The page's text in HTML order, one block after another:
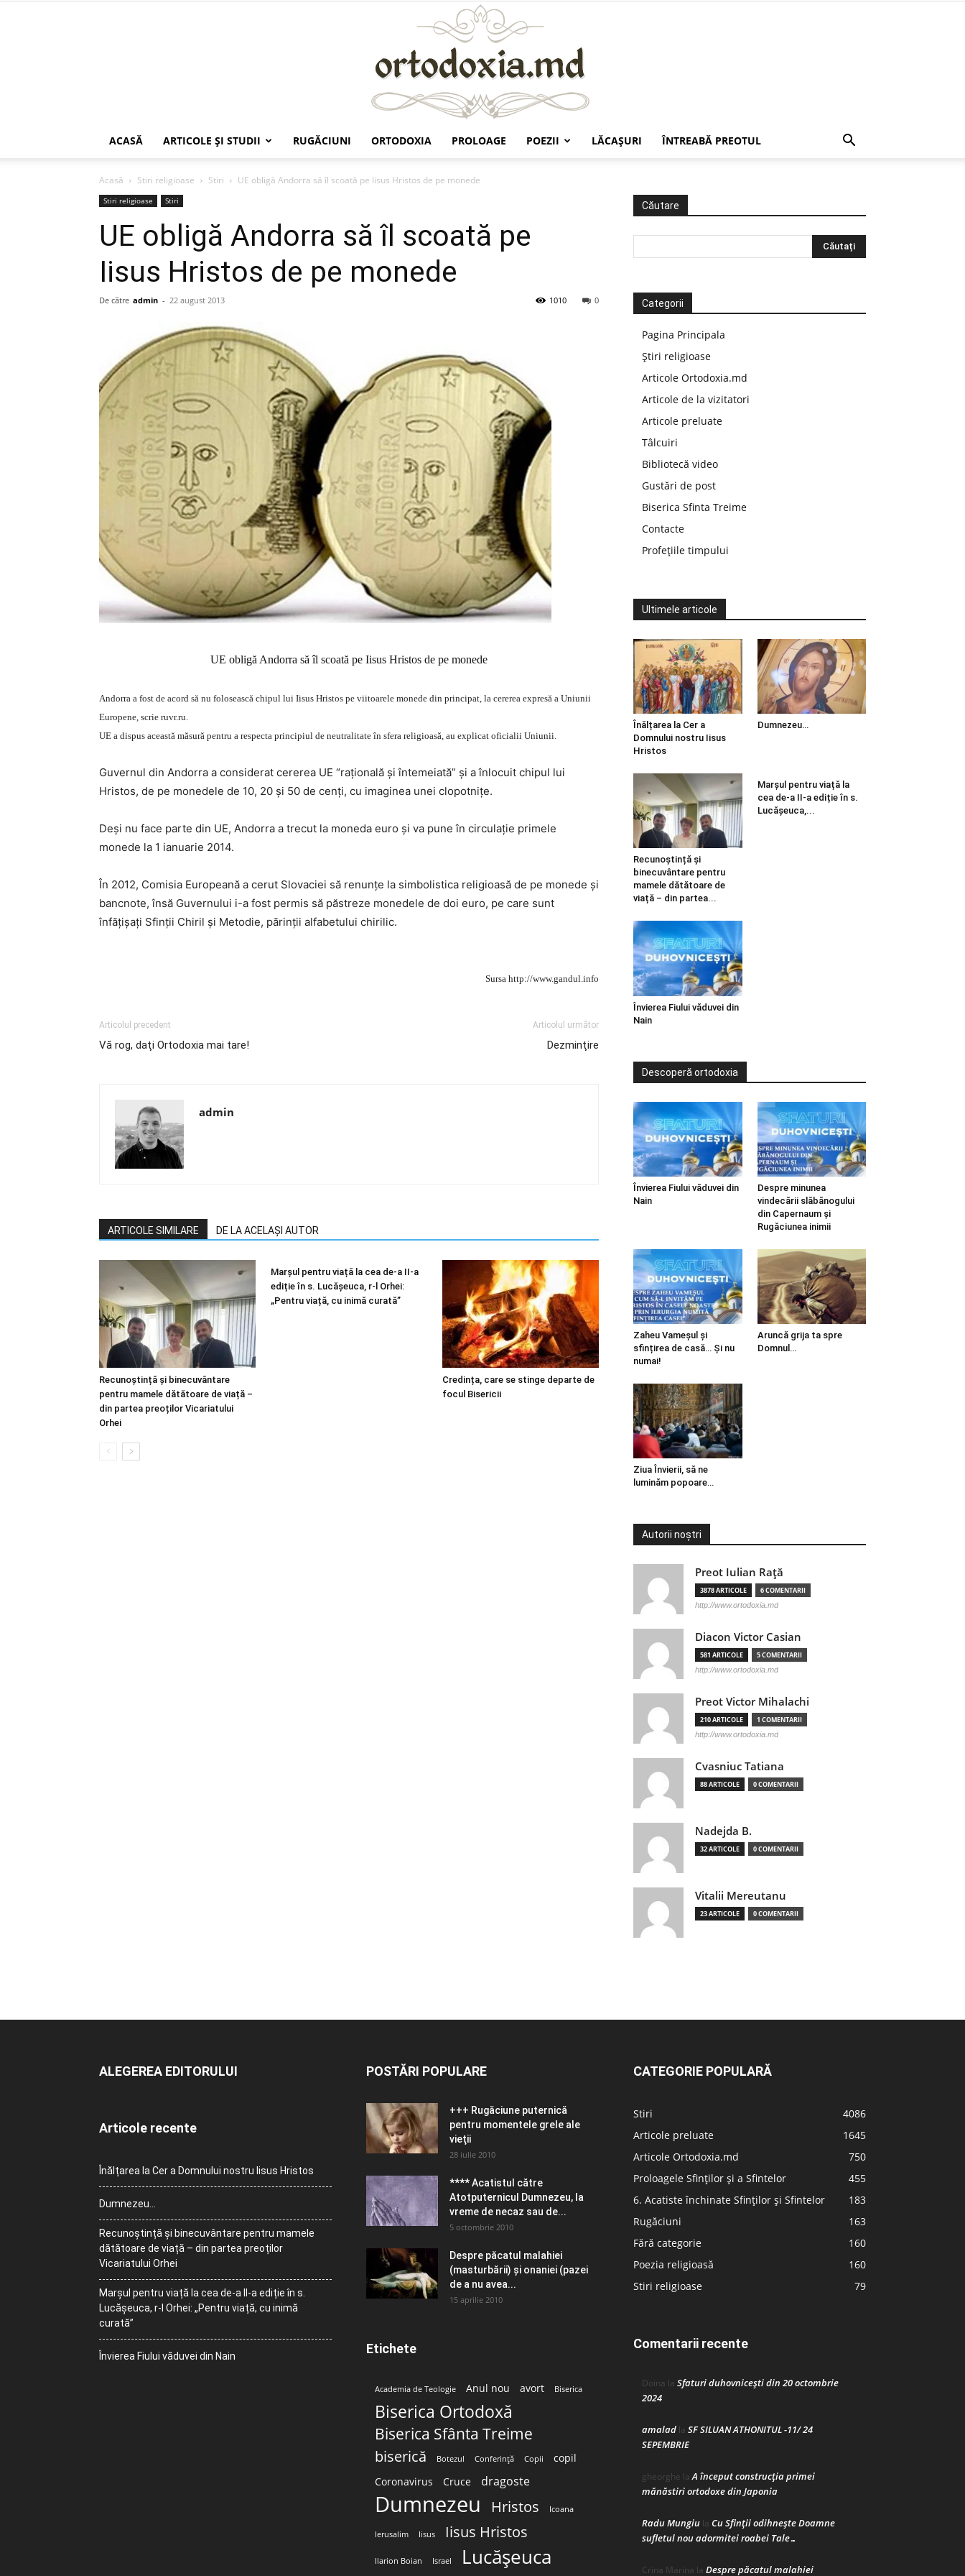
ACASĂ ARTICOLE ŞI STUDII RUGĂCIUNI ORTODOXIA PROLOAGE POEZII LĂCAŞURI ÎNTREABĂ PREOTUL
Acasă Stiri religioase Stiri UE obligă Andorra să îl scoată pe Iisus Hristos de pe monede
Stiri religioase Stiri
UE obligă Andorra să îl scoată pe
Iisus Hristos de pe monede
De către admin - 22 august 2013 0
1010
UE obligă Andorra să îl scoată pe Iisus Hristos de pe monede
Andorra a fost de acord să nu folosească chipul lui Iisus Hristos pe viitoarele monede din principat, la cererea expresă a Uniunii
Europene, scrie ruvr.ru.
UE a dispus această măsură pentru a respecta principiul de neutralitate în sfera religioasă, au explicat oficialii Uniunii.
Guvernul din Andorra a considerat cererea UE “raţională şi întemeiată” şi a înlocuit chipul lui
Hristos, de pe monedele de 10, 20 şi 50 de cenţi, cu imaginea unei clopotniţe.
Deşi nu face parte din UE, Andorra a trecut la moneda euro şi va pune în circulaţie primele
monede la 1 ianuarie 2014.
În 2012, Comisia Europeană a cerut Slovaciei să renunţe la simbolistica religioasă de pe monede şi
bancnote, însă Guvernului i-a fost permis să păstreze monedele de doi euro, pe care sunt
înfăţişaţi Sfinţii Chiril şi Metodie, părinţii alfabetului chirilic.
Sursa http://www.gandul.info
Articolul precedent
Vă rog, daţi Ortodoxia mai tare!
Articolul următor
Dezminţire
admin
ARTICOLE SIMILARE DE LA ACELAȘI AUTOR
Recunoștință și binecuvântare
pentru mamele dătătoare de viață –
din partea preoților Vicariatului
Orhei
Marșul pentru viață la cea de-a II-a
ediție în s. Lucășeuca, r-l Orhei:
„Pentru viață, cu inimă curată”
Credința, care se stinge departe de
focul Bisericii
Căutare
Categorii
Pagina Principala
Știri religioase
Articole Ortodoxia.md
Articole de la vizitatori
Articole preluate
Tâlcuiri
Bibliotecă video
Gustări de post
Biserica Sfinta Treime
Contacte
Profețiile timpului
Ultimele articole
Înălțarea la Cer a
Domnului nostru Iisus
Hristos
Dumnezeu…
Recunoștință și
binecuvântare pentru
mamele dătătoare de
viață – din partea...
Marșul pentru viață la
cea de-a II-a ediție în s.
Lucășeuca,...
Învierea Fiului văduvei din
Nain
Descoperă ortodoxia
Învierea Fiului văduvei din
Nain
Despre minunea
vindecării slăbănogului
din Capernaum și
Rugăciunea inimii
Zaheu Vameșul și
sfințirea de casă… Și nu
numai!
Aruncă grija ta spre
Domnul…
Ziua Învierii, să ne
luminăm popoare…
Autorii noștri
Preot Iulian Raţă
3878 ARTICOLE 6 COMENTARII
http://www.ortodoxia.md
Diacon Victor Casian
581 ARTICOLE 5 COMENTARII
http://www.ortodoxia.md
Preot Victor Mihalachi
210 ARTICOLE 1 COMENTARII
http://www.ortodoxia.md
Cvasniuc Tatiana
88 ARTICOLE 0 COMENTARII
Nadejda B.
32 ARTICOLE 0 COMENTARII
Vitalii Mereutanu
23 ARTICOLE 0 COMENTARII
ALEGEREA EDITORULUI
Articole recente
Înălțarea la Cer a Domnului nostru Iisus Hristos
Dumnezeu…
Recunoștință și binecuvântare pentru mamele
dătătoare de viață – din partea preoților
Vicariatului Orhei
Marșul pentru viață la cea de-a II-a ediție în s.
Lucășeuca, r-l Orhei: „Pentru viață, cu inimă
curată”
Învierea Fiului văduvei din Nain
POSTĂRI POPULARE
+++ Rugăciune puternică
pentru momentele grele ale
vieţii
28 iulie 2010
**** Acatistul către
Atotputernicul Dumnezeu, la
vreme de necaz sau de...
5 octombrie 2010
Despre păcatul malahiei
(masturbării) şi onaniei (pazei
de a nu avea...
15 aprilie 2010
Etichete
Academia de Teologie Anul nou avort Biserica
Biserica Ortodoxă
Biserica Sfânta Treime
biserică Botezul Conferință Copii
copil
Coronavirus
Cruce dragoste
Dumnezeu Hristos Icoana
Ierusalim Iisus Iisus Hristos
Ilarion Boian Israel Lucășeuca
CATEGORIE POPULARĂ
Stiri
4086
Articole preluate
1645
Articole Ortodoxia.md
750
Proloagele Sfinților și a Sfintelor
455
6. Acatiste închinate Sfinților și Sfintelor
183
Rugăciuni
163
Fără categorie
160
Poezia religioasă
160
Stiri religioase
79
Comentarii recente
Doina la Sfaturi duhovnicești din 20 octombrie
2024
amalad la SF SILUAN ATHONITUL -11/ 24
SEPEMBRIE
gheorghe laA început construcţia primei
mănăstiri ortodoxe din Japonia
Radu Mungiu la Cu Sfinții odihnește Doamne
sufletul nou adormitei roabei Tale…
Crina Marina la Despre păcatul malahiei